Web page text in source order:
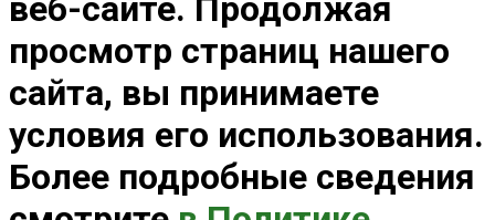
веб-сайте. Продолжая
просмотр страниц нашего
сайта, вы принимаете
условия его использования.
Более подробные сведения